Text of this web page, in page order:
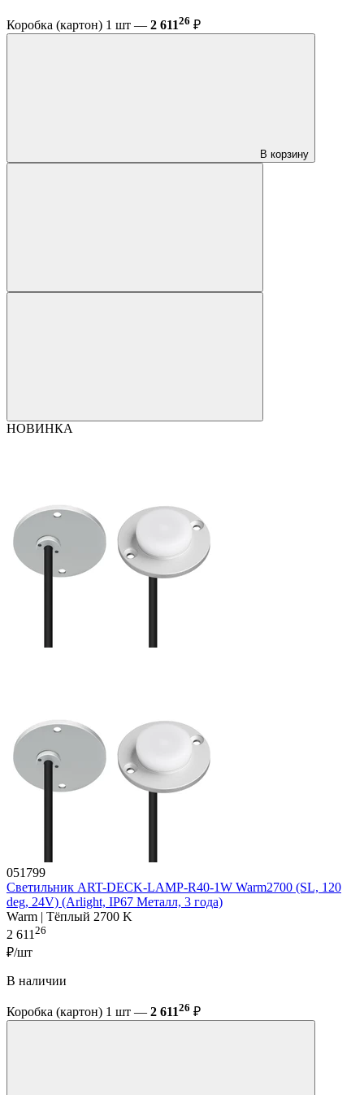
Коробка (картон) 1 шт — 2 61126 ₽
В корзину
НОВИНКА
051799
Светильник ART-DECK-LAMP-R40-1W Warm2700 (SL, 120
deg, 24V) (Arlight, IP67 Металл, 3 года)
Warm | Тёплый 2700 K
2 61126
₽/шт
В наличии
Коробка (картон) 1 шт — 2 61126 ₽